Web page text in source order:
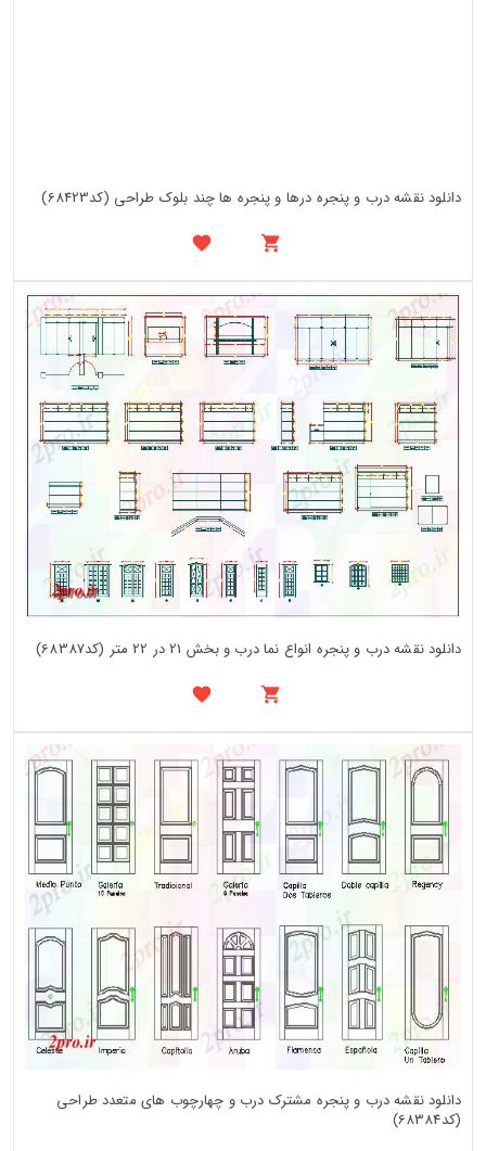
دانلود نقشه درب و پنجره درها و پنجره ها چند بلوک طراحی (کد68423)
دانلود نقشه درب و پنجره انواع نما درب و بخش 21 در 22 متر (کد68387)
دانلود نقشه درب و پنجره مشترک درب و چهارچوب های متعدد طراحی
(کد68384)